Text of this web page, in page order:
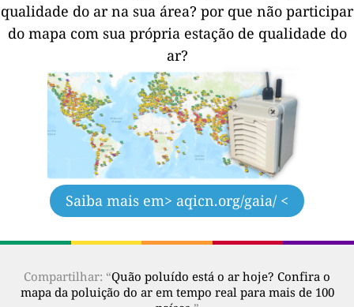
qualidade do ar na sua área? por que não participar
do mapa com sua própria estação de qualidade do
ar?
Saiba mais em> aqicn.org/gaia/ <
Compartilhar: “Quão poluído está o ar hoje? Confira o
mapa da poluição do ar em tempo real para mais de 100